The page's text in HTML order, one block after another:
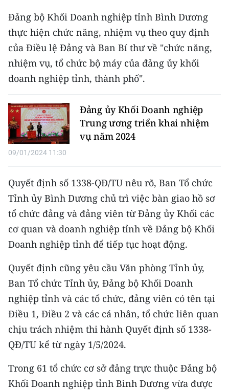
Media Văn hóa
Media Xã hội
Media Pháp luật
Media Thế giới
Media Thể thao
Media Y tế
Media Khoa học - Công nghệ
Media Môi trường
Infographic
TIN MỚI
TIN ĐỊA PHƯƠNG
Đồng bằng sông Hồng
Đảng bộ Khối Doanh nghiệp tỉnh Bình Dương
thực hiện chức năng, nhiệm vụ theo quy định
của Điều lệ Đảng và Ban Bí thư về "chức năng,
nhiệm vụ, tổ chức bộ máy của đảng ủy khối
doanh nghiệp tỉnh, thành phố".
Đảng ủy Khối Doanh nghiệp
Trung ương triển khai nhiệm
vụ năm 2024
09/01/2024 11:30
Quyết định số 1338-QĐ/TU nêu rõ, Ban Tổ chức
Tỉnh ủy Bình Dương chủ trì việc bàn giao hồ sơ
tổ chức đảng và đảng viên từ Đảng ủy Khối các
cơ quan và doanh nghiệp tỉnh về Đảng bộ Khối
Doanh nghiệp tỉnh để tiếp tục hoạt động.
Quyết định cũng yêu cầu Văn phòng Tỉnh ủy,
Ban Tổ chức Tỉnh ủy, Đảng bộ Khối Doanh
nghiệp tỉnh và các tổ chức, đảng viên có tên tại
Điều 1, Điều 2 và các cá nhân, tổ chức liên quan
chịu trách nhiệm thi hành Quyết định số 1338-
QĐ/TU kể từ ngày 1/5/2024.
Trong 61 tổ chức cơ sở đảng trực thuộc Đảng bộ
Khối Doanh nghiệp tỉnh Bình Dương vừa được